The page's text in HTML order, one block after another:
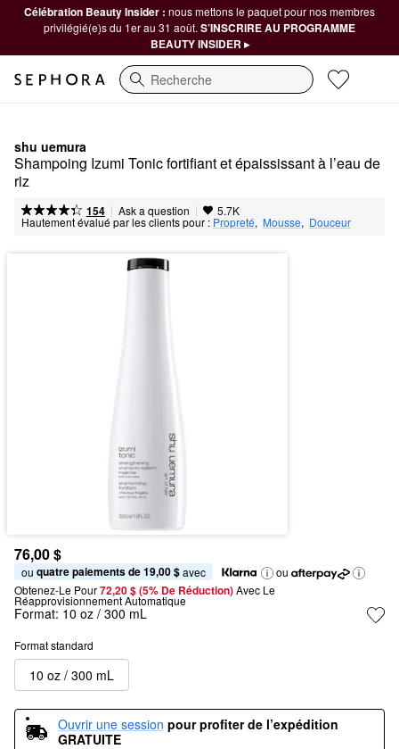
Célébration Beauty Insider : nous mettons le paquet pour nos membres
privilégié(e)s du 1er au 31 août. S’INSCRIRE AU PROGRAMME
BEAUTY INSIDER ▸
Recherche
shu uemura
Shampoing Izumi Tonic fortifiant et épaississant à l’eau de
riz
154 | Ask a question | 5.7K
Hautement évalué par les clients pour : Propreté, Mousse, Douceur
76,00 $
ou quatre paiements de 19,00 $ avec
ou
Obtenez-Le Pour72,20 $ (5% De Réduction) Avec Le
Réapprovisionnement Automatique
Format: 10 oz / 300 mL
Format standard
10 oz / 300 mL
Ouvrir une session pour profiter de l’expédition
GRATUITE